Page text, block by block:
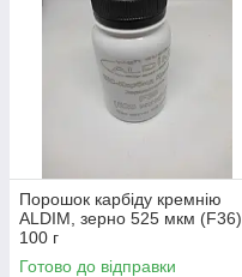
Порошок карбіду кремнію
ALDIM, зерно 525 мкм (F36)
100 г
Готово до відправки